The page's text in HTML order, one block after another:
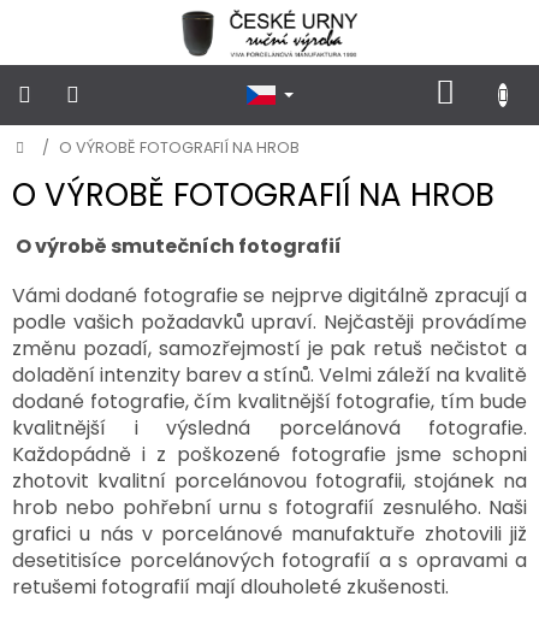
KOŠÍK
POHŘEBNÍ
KLASICKÉ
POHŘEBNÍ
URNY
FOTOGRAFIE
STOJÁNKY
NA
HROB
PŘÍSLUŠENSTVÍ
VZPOMÍNKA
NA
PSY
A
Domů
/ O VÝROBĚ FOTOGRAFIÍ NA HROB
O VÝROBĚ FOTOGRAFIÍ NA HROB
O výrobě smutečních fotografií
Vámi dodané fotografie se nejprve digitálně zpracují a
podle vašich požadavků upraví. Nejčastěji provádíme
změnu pozadí, samozřejmostí je pak retuš nečistot a
doladění intenzity barev a stínů. Velmi záleží na kvalitě
dodané fotografie, čím kvalitnější fotografie, tím bude
kvalitnější i výsledná porcelánová fotografie.
Každopádně i z poškozené fotografie jsme schopni
zhotovit kvalitní porcelánovou fotografii, stojánek na
hrob nebo pohřební urnu s fotografií zesnulého. Naši
grafici u nás v porcelánové manufaktuře zhotovili již
desetitisíce porcelánových fotografií a s opravami a
retušemi fotografií mají dlouholeté zkušenosti.